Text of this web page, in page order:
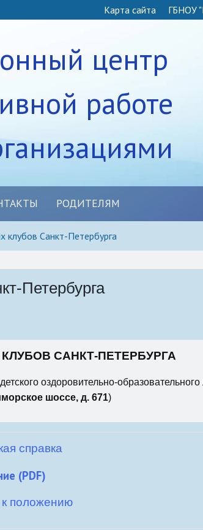
Карта сайта ГБНОУ
центр
работе
РОДИТЕЛЯМ
клубов Санкт-Петербурга
Петербурга
САНКТ-ПЕТЕРБУРГА
оздоровительно-образовательного
шоссе, д. 671)
справка
(PDF)
положению